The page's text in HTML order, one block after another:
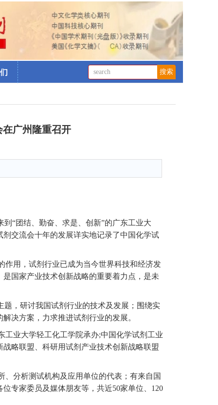
广州隆重召开
“团结、勤奋、求是、创新”的广东工业大
交流会十年的发展详实地记录了中国化学试
用，试剂行业已成为当今世界科技和经济发
国家产业技术创新战略的重要着力点，是未
，研讨我国试剂行业的技术及发展；围绕实
决方案，力求推进试剂行业的发展。
业大学轻工化工学院承办;中国化学试剂工业
略联盟、科研用试剂产业技术创新战略联盟
分析测试机构及应用单位的代表；有来自国
专家委员及媒体朋友等，共近50家单位、120